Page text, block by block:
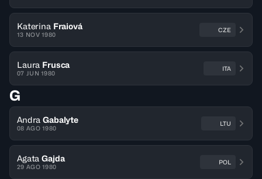
Katerina Fraiová
13 NOV 1980
CZE
Laura Frusca
07 JUN 1980
ITA
G
Andra Gabalyte
08 AGO 1980
LTU
Agata Gajda
29 AGO 1980
POL